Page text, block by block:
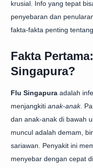
krusial. Info yang tepat
penyebaran dan
fakta-fakta penting
Fakta
Singapura?
Flu Singapura adalah
menjangkiti anak-anak.
dan anak-anak di bawah
muncul adalah demam,
sariawan. Penyakit ini
menyebar dengan cepat